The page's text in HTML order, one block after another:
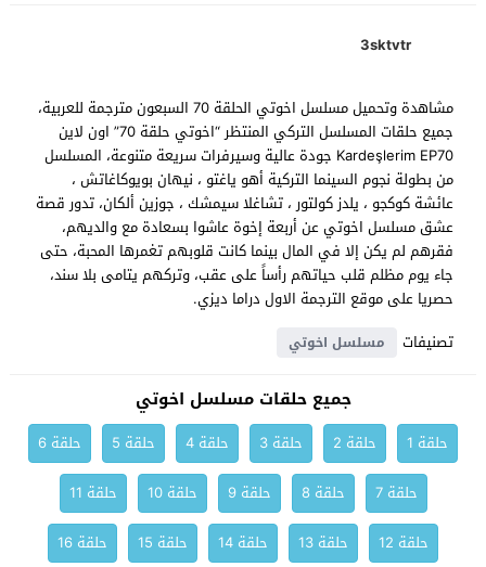
3sktvtr
مشاهدة وتحميل مسلسل اخوتي الحلقة 70 السبعون مترجمة للعربية،
جميع حلقات المسلسل التركي المنتظر “اخوتي حلقة 70” اون لاين
Kardeşlerim EP70 جودة عالية وسيرفرات سريعة متنوعة، المسلسل
من بطولة نجوم السينما التركية أهو ياغتو ، نيهان بويوكاغاتش ،
عائشة كوكجو ، يلدز كولتور ، تشاغلا سيمشك ، جوزين ألكان، تدور قصة
عشق مسلسل اخوتي عن أربعة إخوة عاشوا بسعادة مع والديهم،
فقرهم لم يكن إلا في المال بينما كانت قلوبهم تغمرها المحبة، حتى
جاء يوم مظلم قلب حياتهم رأساً على عقب، وتركهم يتامى بلا سند،
حصريا على موقع الترجمة الاول دراما ديزي.
تصنيفات
مسلسل اخوتي
جميع حلقات مسلسل اخوتي
حلقة 1 حلقة 2 حلقة 3 حلقة 4 حلقة 5
حلقة 6
حلقة 7
حلقة 8 حلقة 9 حلقة 10
حلقة 11
حلقة 12
حلقة 13 حلقة 14 حلقة 15
حلقة 16